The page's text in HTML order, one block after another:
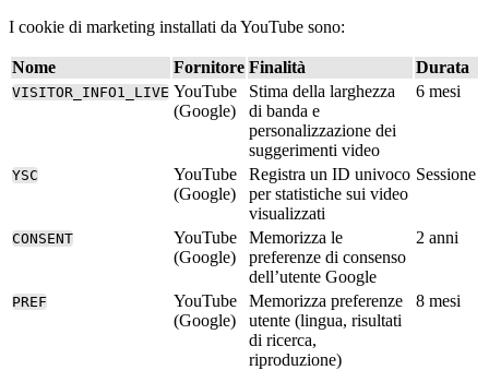
I cookie di marketing installati da YouTube sono:
Nome Fornitore Finalità Durata
VISITOR_INFO1_LIVE YouTube
(Google)
Stima della larghezza
di banda e
personalizzazione dei
suggerimenti video
6 mesi
YSC
YouTube
(Google)
Registra un ID univoco
per statistiche sui video
visualizzati
Sessione
CONSENT
YouTube
(Google)
Memorizza le
preferenze di consenso
dell’utente Google
2 anni
PREF
YouTube
(Google)
Memorizza preferenze
utente (lingua, risultati
di ricerca,
riproduzione)
8 mesi